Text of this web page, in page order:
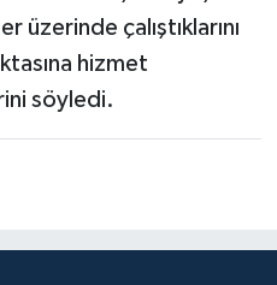
üzerinde çalıştıklarını
hizmet
söyledi.